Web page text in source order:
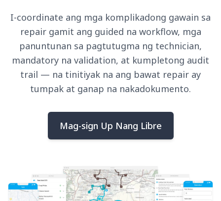
I-coordinate ang mga komplikadong gawain sa
repair gamit ang guided na workflow, mga
panuntunan sa pagtutugma ng technician,
mandatory na validation, at kumpletong audit
trail — na tinitiyak na ang bawat repair ay
tumpak at ganap na nakadokumento.
Mag-sign Up Nang Libre